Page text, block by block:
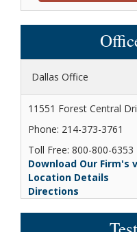
Dallas Office
11551 Forest Central
Phone: 214-373-3761
Toll Free: 800-800-6353
Download Our Firm's
Location Details
Directions